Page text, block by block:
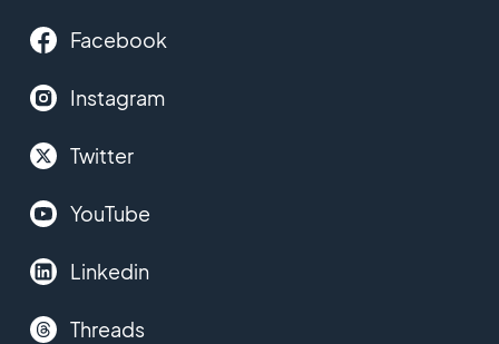
Facebook
Instagram
Twitter
YouTube
Linkedin
Threads